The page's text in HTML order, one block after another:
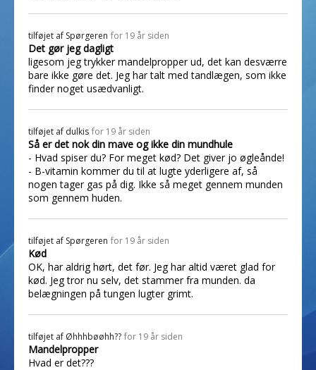
tilføjet af Spørgeren for 19 år siden
Det gør jeg dagligt
ligesom jeg trykker mandelpropper ud, det kan desværre
bare ikke gøre det. Jeg har talt med tandlægen, som ikke
finder noget usædvanligt.
tilføjet af dulkis for 19 år siden
Så er det nok din mave og ikke din mundhule
- Hvad spiser du? For meget kød? Det giver jo øgleånde!
- B-vitamin kommer du til at lugte yderligere af, så
nogen tager gas på dig. Ikke så meget gennem munden
som gennem huden.
tilføjet af Spørgeren for 19 år siden
Kød
OK, har aldrig hørt, det før. Jeg har altid været glad for
kød. Jeg tror nu selv, det stammer fra munden. da
belægningen på tungen lugter grimt.
tilføjet af Øhhhbøøhh?? for 19 år siden
Mandelpropper
Hvad er det???